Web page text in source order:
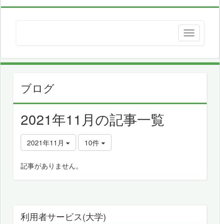
ブログ
2021年11月の記事一覧
2021年11月 10件
記事がありません。
利用者サービス(大学)